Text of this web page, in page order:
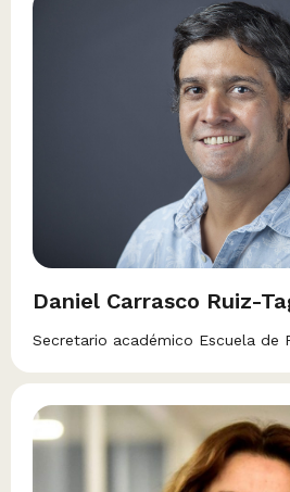
Daniel Carrasco Ruiz-
Secretario académico Escuela de